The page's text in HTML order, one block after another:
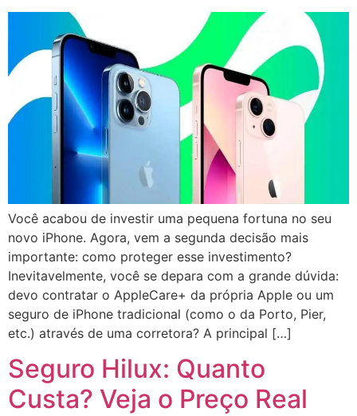
Você acabou de investir uma pequena fortuna no seu
novo iPhone. Agora, vem a segunda decisão mais
importante: como proteger esse investimento?
Inevitavelmente, você se depara com a grande dúvida:
devo contratar o AppleCare+ da própria Apple ou um
seguro de iPhone tradicional (como o da Porto, Pier,
etc.) através de uma corretora? A principal […]
Seguro Hilux: Quanto
Custa? Veja o Preço Real